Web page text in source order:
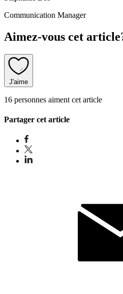
Communication Manager
Aimez-vous cet
J'aime
16 personnes aiment cet article
Partager cet article